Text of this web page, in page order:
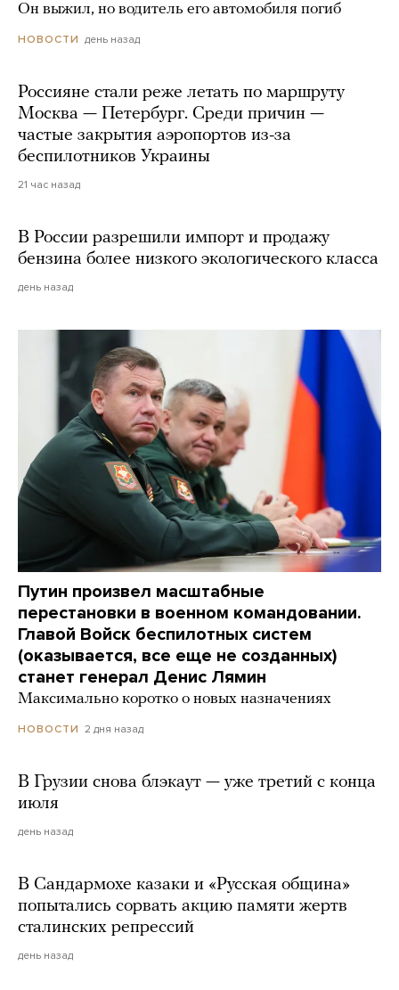
Он выжил, но водитель его автомобиля погиб
НОВОСТИ день назад
Россияне стали реже летать по маршруту
Москва — Петербург. Среди причин —
частые закрытия аэропортов из-за
беспилотников Украины
21 час назад
В России разрешили импорт и продажу
бензина более низкого экологического класса
день назад
Путин произвел масштабные
перестановки в военном командовании.
Главой Войск беспилотных систем
(оказывается, все еще не созданных)
станет генерал Денис Лямин
Максимально коротко о новых назначениях
НОВОСТИ 2 дня назад
В Грузии снова блэкаут — уже третий с конца
июля
день назад
В Сандармохе казаки и «Русская община»
попытались сорвать акцию памяти жертв
сталинских репрессий
день назад